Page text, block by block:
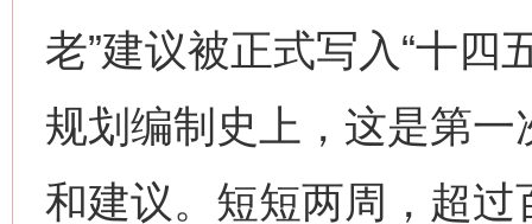
老”建议被正式写入“十四
规划编制史上，这是第
和建议。短短两周，超